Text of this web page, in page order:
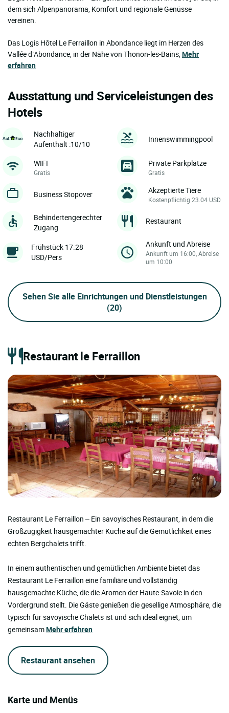
dem sich Alpenpanorama, Komfort und regionale Genüsse
vereinen.
Das Logis Hôtel Le Ferraillon in Abondance liegt im Herzen des
Vallée d’Abondance, in der Nähe von Thonon-les-Bains,Mehr
erfahren
Ausstattung und Serviceleistungen des
Hotels
Nachhaltiger
Aufenthalt :10/10
Innenswimmingpool
WIFI
Gratis
Private Parkplätze
Gratis
Business Stopover Akzeptierte Tiere
Kostenpflichtig 23.04 USD
Behindertengerechter
Zugang
Restaurant
Frühstück 17.28
USD/Pers
Ankunft und Abreise
Ankunft um 16:00, Abreise
um 10:00
Sehen Sie alle Einrichtungen und Dienstleistungen
(20)
Restaurant le Ferraillon
Restaurant Le Ferraillon – Ein savoyisches Restaurant, in dem die
Großzügigkeit hausgemachter Küche auf die Gemütlichkeit eines
echten Bergchalets trifft.
In einem authentischen und gemütlichen Ambiente bietet das
Restaurant Le Ferraillon eine familiäre und vollständig
hausgemachte Küche, die die Aromen der Haute-Savoie in den
Vordergrund stellt. Die Gäste genießen die gesellige Atmosphäre, die
typisch für savoyische Chalets ist und sich ideal eignet, um
gemeinsamMehr erfahren
Restaurant ansehen
Karte und Menüs